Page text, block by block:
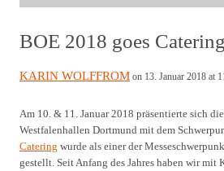
BOE 2018 goes Catering
KARIN WOLFFROM on 13. Januar 2018 at
Am 10. & 11. Januar 2018 präsentierte sich
Westfalenhallen Dortmund mit dem
Catering wurde als einer der
gestellt. Seit Anfang des Jahres haben wir mit